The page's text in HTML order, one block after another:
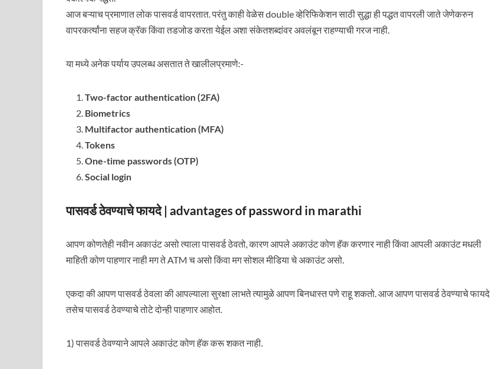
आज बऱ्याच प्रमाणात लोक पासवर्ड वापरतात. परंतु काही वेळेस double व्हेरिफिकेशन साठी सुद्धा ही पद्धत वापरली जाते जेणेकरुन
वापरकर्त्यांना सहज क्रॅक किंवा तडजोड करता येईल अशा संकेतशब्दांवर अवलंबून राहण्याची गरज नाही.
या मध्ये अनेक पर्याय उपलब्ध असतात ते खालीलप्रमाणे:-
Two-factor authentication (2FA)
Biometrics
Multifactor authentication (MFA)
Tokens
One-time passwords (OTP)
Social login
पासवर्ड ठेवण्याचे फायदे | advantages of password in marathi
आपण कोणतेही नवीन अकाउंट असो त्याला पासवर्ड ठेवतो, कारण आपले अकाउंट कोण हॅक करणार नाही किंवा आपली अकाउंट मधली
माहिती कोण पाहणार नाही मग ते ATM च असो किंवा मग सोशल मीडिया चे अकाउंट असो.
एकदा की आपण पासवर्ड ठेवला की आपल्याला सुरक्षा लाभते त्यामुळे आपण बिनधास्त पणे राहू शकतो. आज आपण पासवर्ड ठेवण्याचे फायदे
तसेच पासवर्ड ठेवण्याचे तोटे दोन्ही पाहणार आहोत.
1) पासवर्ड ठेवण्याने आपले अकाउंट कोण हॅक करू शकत नाही.